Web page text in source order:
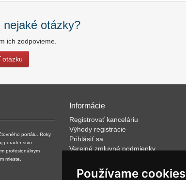
Používame cookies
nejaké otázky?
ich zodpovieme.
otázku
portálu. Roky
poradenstvo
profesionálnym
mieste.
Informácie
Registrovať kanceláriu
Výhody registrácie
Prihlásiť sa
Verejné zmluvné podmienky
VOP
FAQ